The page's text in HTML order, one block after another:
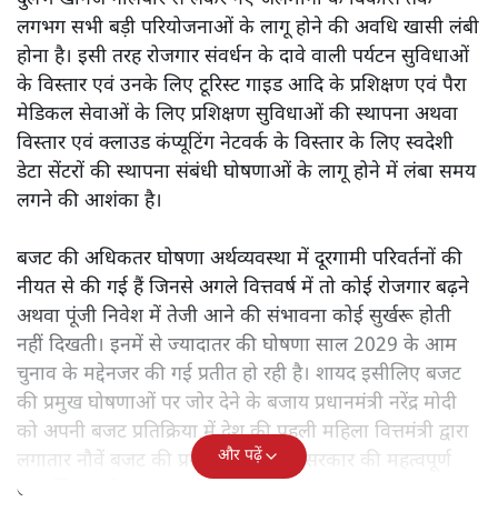
लगभग सभी बड़ी परियोजनाओं के लागू होने की अवधि खासी लंबी
होना है। इसी तरह रोजगार संवर्धन के दावे वाली पर्यटन सुविधाओं
के विस्तार एवं उनके लिए टूरिस्ट गाइड आदि के प्रशिक्षण एवं पैरा
मेडिकल सेवाओं के लिए प्रशिक्षण सुविधाओं की स्थापना अथवा
विस्तार एवं क्लाउड कंप्यूटिंग नेटवर्क के विस्तार के लिए स्वदेशी
डेटा सेंटरों की स्थापना संबंधी घोषणाओं के लागू होने में लंबा समय
लगने की आशंका है।
बजट की अधिकतर घोषणा अर्थव्यवस्था में दूरगामी परिवर्तनों की
नीयत से की गई हैं जिनसे अगले वित्तवर्ष में तो कोई रोजगार बढ़ने
अथवा पूंजी निवेश में तेजी आने की संभावना कोई सुर्खरू होती
नहीं दिखती। इनमें से ज्यादातर की घोषणा साल 2029 के आम
चुनाव के मद्देनजर की गई प्रतीत हो रही है। शायद इसीलिए बजट
की प्रमुख घोषणाओं पर जोर देने के बजाय प्रधानमंत्री नरेंद्र मोदी
को अपनी बजट प्रतिक्रिया में देश की पहली महिला वित्तमंत्री द्वारा
लगातार नौवें बजट की प्रस्तुति को अपनी सरकार की महत्वपूर्ण
उपलब्धि बताने पर मजबूर होना पड़ा।
और पढ़ें